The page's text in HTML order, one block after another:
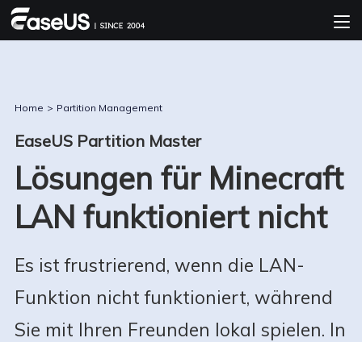
Home > Partition Management
EaseUS Partition Master
Lösungen für Minecraft
LAN funktioniert nicht
Es ist frustrierend, wenn die LAN-
Funktion nicht funktioniert, während
Sie mit Ihren Freunden lokal spielen. In